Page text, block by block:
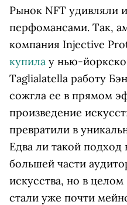
Рынок NFT удивляли
перфомансами. Так,
компания Injective
купила у нью-
Taglialatella работу
сожгла ее в прямом
произведение
превратили в
Едва ли такой подход
большей части
искусства, но в
стали уже почти